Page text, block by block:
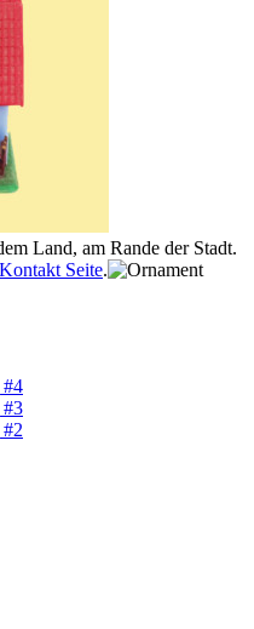
Land, am Rande der Stadt.
Kontakt Seite.
#4
#3